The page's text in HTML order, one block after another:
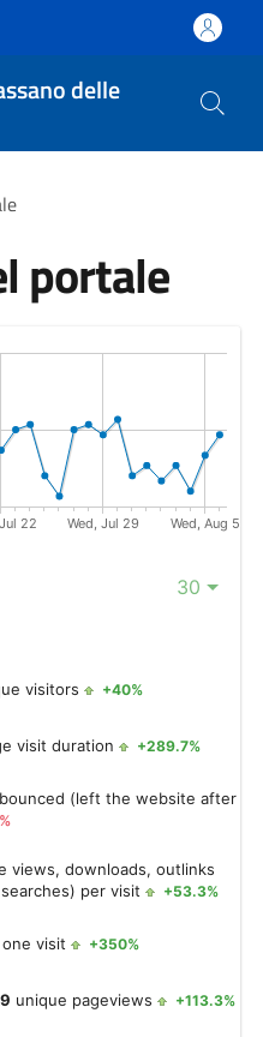
delle
portale